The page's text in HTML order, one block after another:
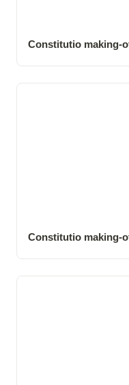
Constitutio making-
Constitutio making-of Art.
Constitutio making-
Constitutio making-of Art.